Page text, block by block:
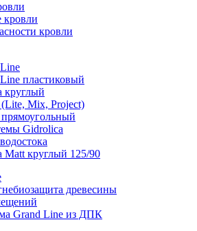
кровли
пластиковый
круглый
Mix, Project)
Gidrolica
Matt круглый 125/90
древесины
Grand Line из ДПК